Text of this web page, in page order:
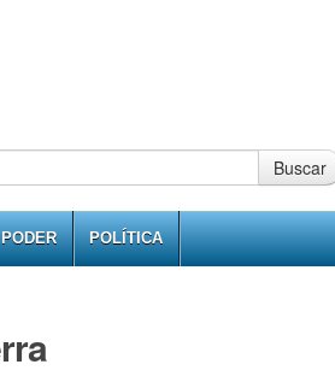
Buscar
PODER POLÍTICA